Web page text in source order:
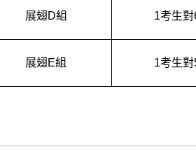
展翅D組 1考生
展翅E組 1考生